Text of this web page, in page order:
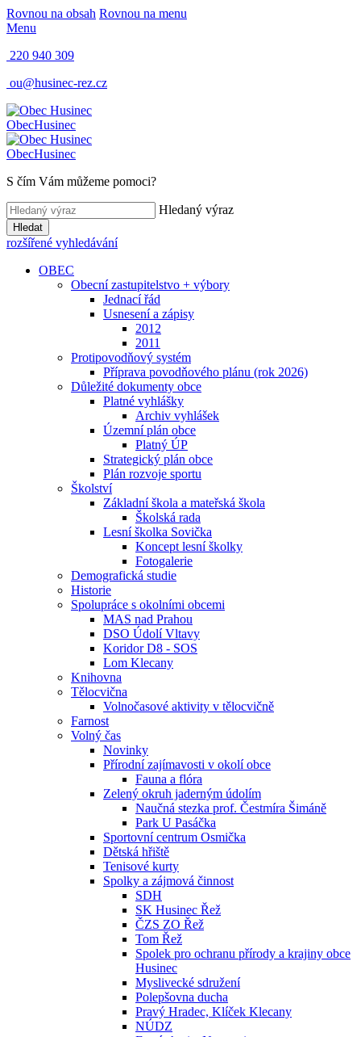
Rovnou na obsah Rovnou na menu
Menu
220 940 309
ou@husinec-rez.cz
ObecHusinec
ObecHusinec
S čím Vám můžeme pomoci?
Hledaný výraz
Hledat
rozšířené vyhledávání
OBEC
Obecní zastupitelstvo + výbory
Jednací řád
Usnesení a zápisy
2012
2011
Protipovodňový systém
Příprava povodňového plánu (rok 2026)
Důležité dokumenty obce
Platné vyhlášky
Archiv vyhlášek
Územní plán obce
Platný ÚP
Strategický plán obce
Plán rozvoje sportu
Školství
Základní škola a mateřská škola
Školská rada
Lesní školka Sovička
Koncept lesní školky
Fotogalerie
Demografická studie
Historie
Spolupráce s okolními obcemi
MAS nad Prahou
DSO Údolí Vltavy
Koridor D8 - SOS
Lom Klecany
Knihovna
Tělocvična
Volnočasové aktivity v tělocvičně
Farnost
Volný čas
Novinky
Přírodní zajímavosti v okolí obce
Fauna a flóra
Zelený okruh jaderným údolím
Naučná stezka prof. Čestmíra Šimáně
Park U Pasáčka
Sportovní centrum Osmička
Dětská hřiště
Tenisové kurty
Spolky a zájmová činnost
SDH
SK Husinec Řež
ČZS ZO Řež
Tom Řež
Spolek pro ochranu přírody a krajiny obce
Husinec
Myslivecké sdružení
Polepšovna ducha
Pravý Hradec, Klíček Klecany
NÚDZ